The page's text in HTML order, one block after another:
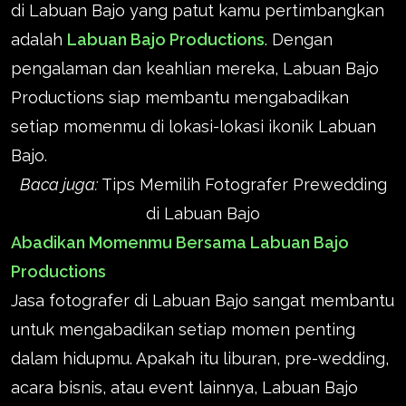
di Labuan Bajo yang patut kamu pertimbangkan
adalah Labuan Bajo Productions. Dengan
pengalaman dan keahlian mereka, Labuan Bajo
Productions siap membantu mengabadikan
setiap momenmu di lokasi-lokasi ikonik Labuan
Bajo.
Baca juga: Tips Memilih Fotografer Prewedding
di Labuan Bajo
Abadikan Momenmu Bersama Labuan Bajo
Productions
Jasa fotografer di Labuan Bajo sangat membantu
untuk mengabadikan setiap momen penting
dalam hidupmu. Apakah itu liburan, pre-wedding,
acara bisnis, atau event lainnya, Labuan Bajo